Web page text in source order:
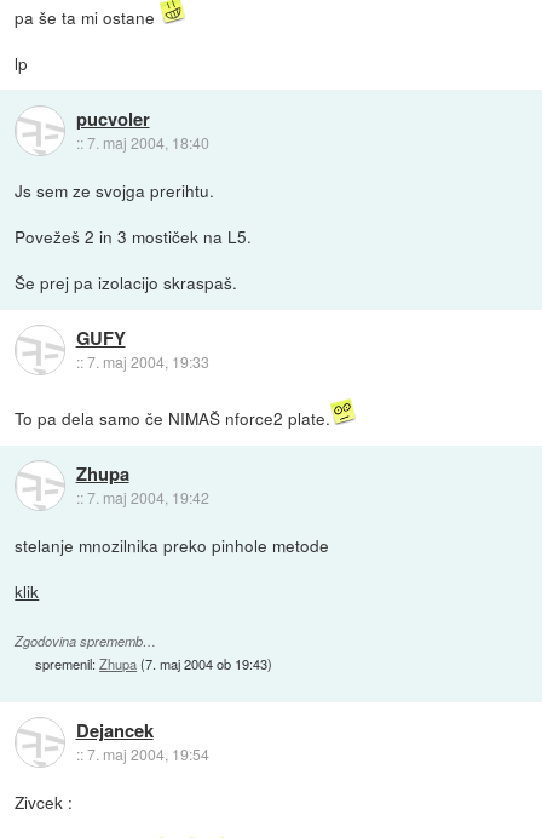
pa še ta mi ostane
lp
pucvoler
::7. maj 2004, 18:40
Js sem ze svojga prerihtu.
Povežeš 2 in 3 mostiček na L5.
Še prej pa izolacijo skraspaš.
GUFY
::7. maj 2004, 19:33
To pa dela samo če NIMAŠ nforce2 plate.
Zhupa
::7. maj 2004, 19:42
stelanje mnozilnika preko pinhole metode
klik
Zgodovina sprememb…
spremenil:Zhupa(7. maj 2004 ob 19:43)
Dejancek
::7. maj 2004, 19:54
Zivcek :